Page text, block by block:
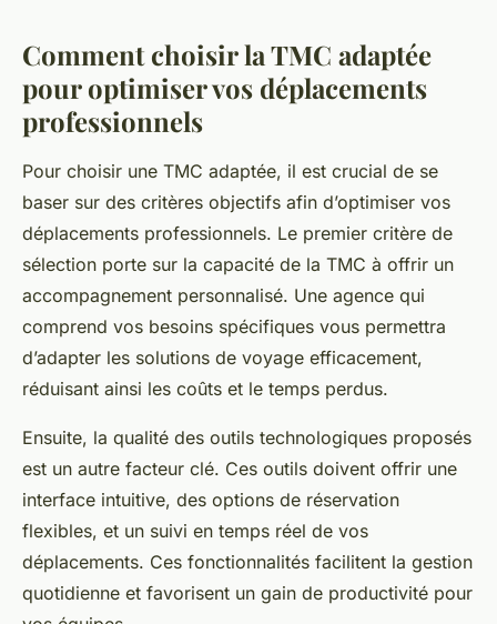
Comment choisir la TMC adaptée
pour optimiser vos déplacements
professionnels
Pour choisir une TMC adaptée, il est crucial de se
baser sur des critères objectifs afin d’optimiser vos
déplacements professionnels. Le premier critère de
sélection porte sur la capacité de la TMC à offrir un
accompagnement personnalisé. Une agence qui
comprend vos besoins spécifiques vous permettra
d’adapter les solutions de voyage efficacement,
réduisant ainsi les coûts et le temps perdus.
Ensuite, la qualité des outils technologiques proposés
est un autre facteur clé. Ces outils doivent offrir une
interface intuitive, des options de réservation
flexibles, et un suivi en temps réel de vos
déplacements. Ces fonctionnalités facilitent la gestion
quotidienne et favorisent un gain de productivité pour